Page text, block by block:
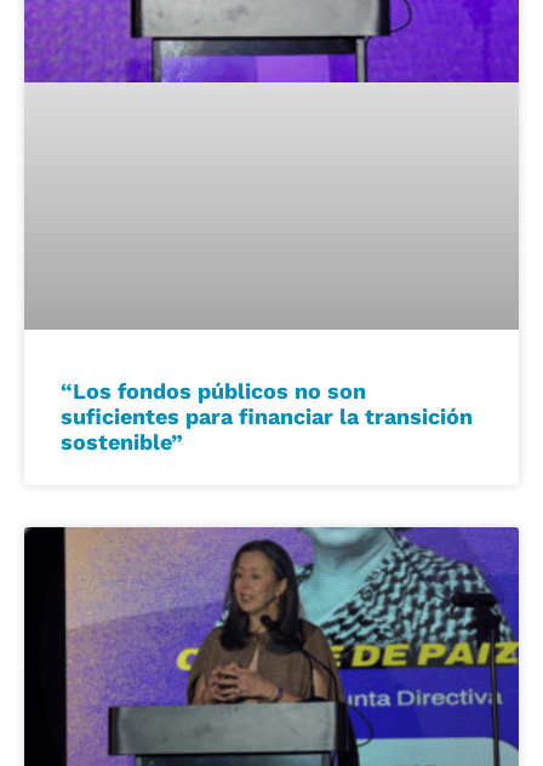
“Los fondos públicos no son
suficientes para financiar la transición
sostenible”